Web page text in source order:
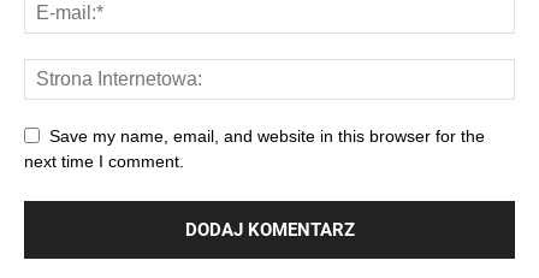
Save my name, email, and website in this browser for the
next time I comment.